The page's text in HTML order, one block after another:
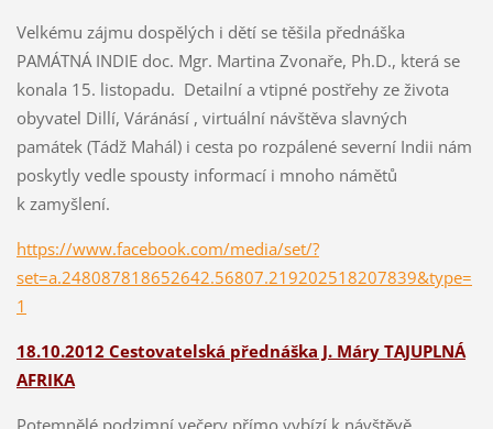
Velkému zájmu dospělých i dětí se těšila přednáška
PAMÁTNÁ INDIE doc. Mgr. Martina Zvonaře, Ph.D., která se
konala 15. listopadu. Detailní a vtipné postřehy ze života
obyvatel Dillí, Váránásí , virtuální návštěva slavných
památek (Tádž Mahál) i cesta po rozpálené severní Indii nám
poskytly vedle spousty informací i mnoho námětů
k zamyšlení.
https://www.facebook.com/media/set/?
set=a.248087818652642.56807.219202518207839&type=
1
18.10.2012 Cestovatelská přednáška J. Máry TAJUPLNÁ
AFRIKA
Potemnělé podzimní večery přímo vybízí k návštěvě